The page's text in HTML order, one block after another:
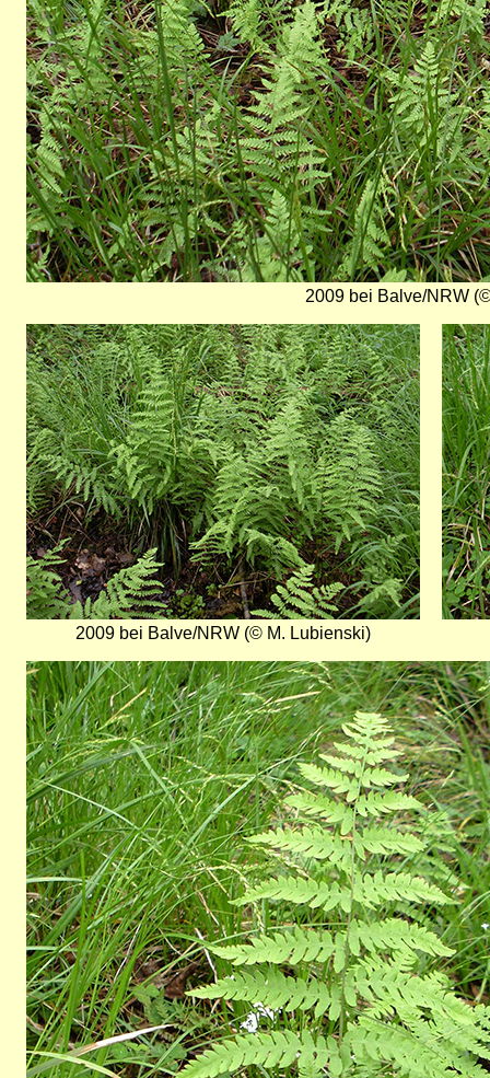
2009 bei Balve/NRW
Bild
2009 bei Balve/NRW (© M. Lubienski)
Bild
Bild